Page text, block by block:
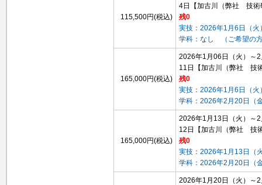
115,500円(税込)
4日
【加古川（弊社 技
残0
実技：2026年1月6日（火
学科：なし （ご希望の
165,000円(税込)
2026年1月06日（火）～
11日
【加古川（弊社 技
残0
実技：2026年1月6日（
学科：2026年2月20日（
165,000円(税込)
2026年1月13日（火）～
12日
【加古川（弊社 技
残0
実技：2026年1月13日（
学科：2026年2月20日（
2026年1月20日（火）～